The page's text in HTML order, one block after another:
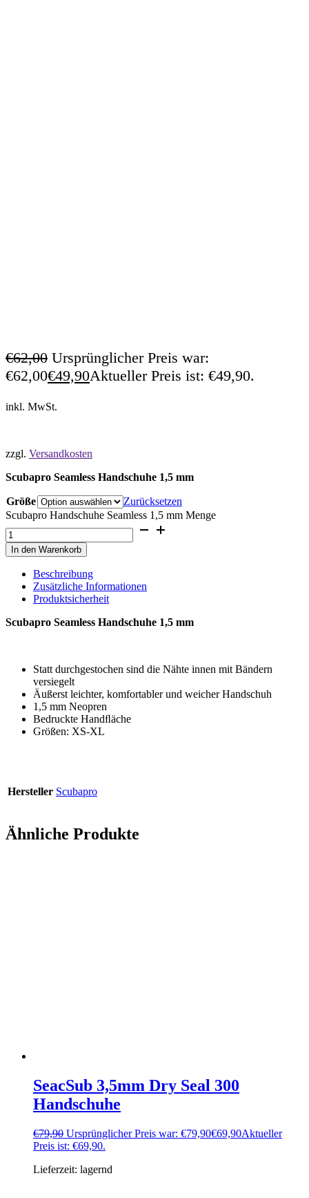
€62,00 Ursprünglicher Preis war:
€62,00€49,90Aktueller Preis ist: €49,90.
inkl. MwSt.
zzgl. Versandkosten
Scubapro Seamless Handschuhe 1,5 mm
Größe
Zurücksetzen
Scubapro Handschuhe Seamless 1,5 mm Menge
In den Warenkorb
Beschreibung
Zusätzliche Informationen
Produktsicherheit
Scubapro Seamless Handschuhe 1,5 mm
Statt durchgestochen sind die Nähte innen mit Bändern
versiegelt
Äußerst leichter, komfortabler und weicher Handschuh
1,5 mm Neopren
Bedruckte Handﬂäche
Größen: XS-XL
Hersteller Scubapro
Ähnliche Produkte
SeacSub 3,5mm Dry Seal 300
Handschuhe
€79,90 Ursprünglicher Preis war: €79,90€69,90Aktueller
Preis ist: €69,90.
Lieferzeit: lagernd